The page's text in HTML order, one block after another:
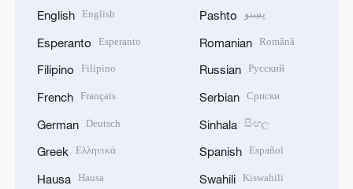
English English
Esperanto Esperanto
Filipino Filipino
French Français
German Deutsch
Greek Ελληνικά
Hausa Hausa
Pashto پښتو
Romanian Română
Russian Русский
Serbian Српски
Sinhala සිංහල
Spanish Español
Swahili Kiswahili